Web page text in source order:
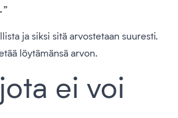
ja siksi sitä arvostetaan suuresti.
löytämänsä arvon.
ei voi